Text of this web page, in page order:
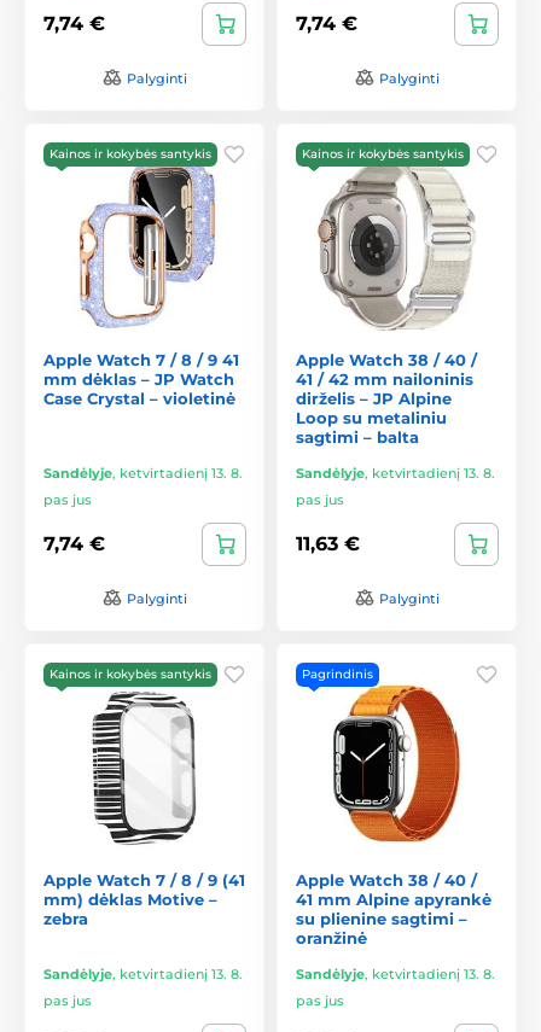
7,74 €
Palyginti
7,74 €
Palyginti
Kainos ir kokybės santykis
Apple Watch 7 / 8 / 9 41
mm dėklas – JP Watch
Case Crystal – violetinė
Sandėlyje, ketvirtadienį 13. 8.
pas jus
7,74 €
Palyginti
Kainos ir kokybės santykis
Apple Watch 38 / 40 /
41 / 42 mm nailoninis
dirželis – JP Alpine
Loop su metaliniu
sagtimi – balta
Sandėlyje, ketvirtadienį 13. 8.
pas jus
11,63 €
Palyginti
Kainos ir kokybės santykis
Apple Watch 7 / 8 / 9 (41
mm) dėklas Motive –
zebra
Sandėlyje, ketvirtadienį 13. 8.
pas jus
Pagrindinis
Apple Watch 38 / 40 /
41 mm Alpine apyrankė
su plienine sagtimi –
oranžinė
Sandėlyje, ketvirtadienį 13. 8.
pas jus